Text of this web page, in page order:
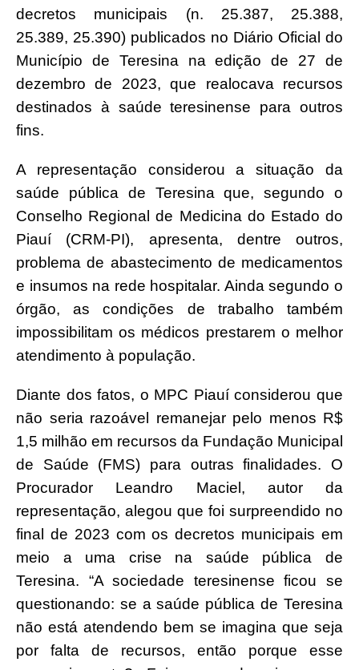
decretos municipais (n. 25.387, 25.388,
25.389, 25.390) publicados no Diário Oficial do
Município de Teresina na edição de 27 de
dezembro de 2023, que realocava recursos
destinados à saúde teresinense para outros
fins.
A representação considerou a situação da
saúde pública de Teresina que, segundo o
Conselho Regional de Medicina do Estado do
Piauí (CRM-PI), apresenta, dentre outros,
problema de abastecimento de medicamentos
e insumos na rede hospitalar. Ainda segundo o
órgão, as condições de trabalho também
impossibilitam os médicos prestarem o melhor
atendimento à população.
Diante dos fatos, o MPC Piauí considerou que
não seria razoável remanejar pelo menos R$
1,5 milhão em recursos da Fundação Municipal
de Saúde (FMS) para outras finalidades. O
Procurador Leandro Maciel, autor da
representação, alegou que foi surpreendido no
final de 2023 com os decretos municipais em
meio a uma crise na saúde pública de
Teresina. “A sociedade teresinense ficou se
questionando: se a saúde pública de Teresina
não está atendendo bem se imagina que seja
por falta de recursos, então porque esse